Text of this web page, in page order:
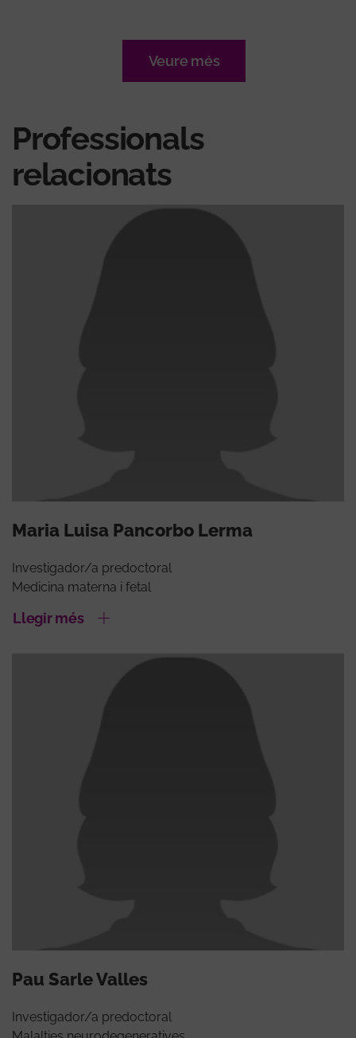
Veure més
Professionals
relacionats
Maria Luisa Pancorbo Lerma
Investigador/a predoctoral
Medicina materna i fetal
Llegir més
Pau Sarle Valles
Investigador/a predoctoral